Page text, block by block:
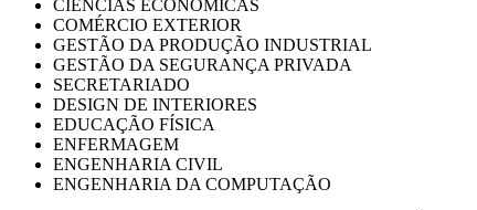
CIÊNCIAS ECONÔMICAS
COMÉRCIO EXTERIOR
GESTÃO DA PRODUÇÃO INDUSTRIAL
GESTÃO DA SEGURANÇA PRIVADA
SECRETARIADO
DESIGN DE INTERIORES
EDUCAÇÃO FÍSICA
ENFERMAGEM
ENGENHARIA CIVIL
ENGENHARIA DA COMPUTAÇÃO